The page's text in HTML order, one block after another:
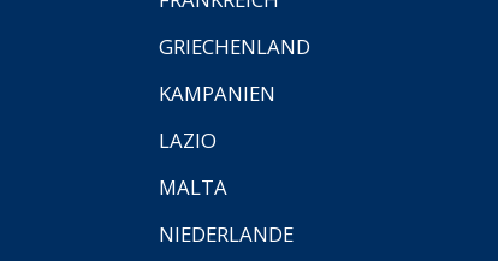
GRIECHENLAND
KAMPANIEN
LAZIO
MALTA
NIEDERLANDE